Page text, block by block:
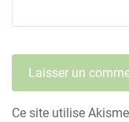
Ce site utilise